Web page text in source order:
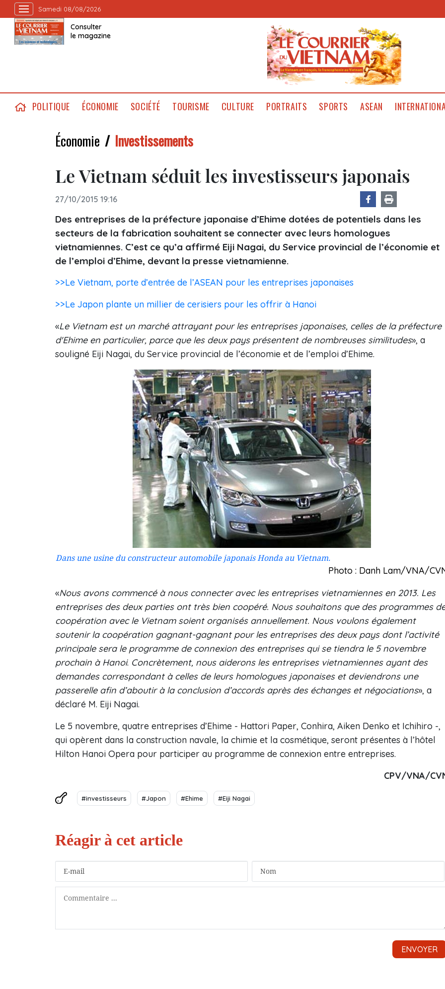
Samedi 08/08/2026
Consulter
le magazine
POLITIQUE ÉCONOMIE SOCIÉTÉ TOURISME CULTURE PORTRAITS SPORTS ASEAN
Économie Investissements
Le Vietnam séduit les investisseurs japonais
27/10/2015 19:16
Des entreprises de la préfecture japonaise d’Ehime dotées de potentiels dans les
secteurs de la fabrication souhaitent se connecter avec leurs homologues
vietnamiennes. C’est ce qu’a affirmé Eiji Nagai, du Service provincial de l’économie et
de l’emploi d’Ehime, devant la presse vietnamienne.
>>Le Vietnam, porte d’entrée de l’ASEAN pour les entreprises japonaises
>>Le Japon plante un millier de cerisiers pour les offrir à Hanoi
«Le Vietnam est un marché attrayant pour les entreprises japonaises, celles de la préfecture
d'Ehime en particulier, parce que les deux pays présentent de nombreuses similitudes», a
souligné Eiji Nagai, du Service provincial de l’économie et de l’emploi d’Ehime.
Dans une usine du constructeur automobile japonais Honda au Vietnam.
Photo : Danh Lam/VNA/
«Nous avons commencé à nous connecter avec les entreprises vietnamiennes en 2013. Les
entreprises des deux parties ont très bien coopéré. Nous souhaitons que des programmes
coopération avec le Vietnam soient organisés annuellement. Nous voulons également
soutenir la coopération gagnant-gagnant pour les entreprises des deux pays dont l’activité
principale sera le programme de connexion des entreprises qui se tiendra le 5 novembre
prochain à Hanoi. Concrètement, nous aiderons les entreprises vietnamiennes ayant des
demandes correspondant à celles de leurs homologues japonaises et deviendrons une
passerelle afin d’aboutir à la conclusion d’accords après des échanges et négociations», a
déclaré M. Eiji Nagai.
Le 5 novembre, quatre entreprises d’Ehime - Hattori Paper, Conhira, Aiken Denko et Ichihiro -,
qui opèrent dans la construction navale, la chimie et la cosmétique, seront présentes à l’hôtel
Hilton Hanoi Opera pour participer au programme de connexion entre entreprises.
CPV/VNA/
#investisseurs #Japon #Ehime #Eiji Nagai